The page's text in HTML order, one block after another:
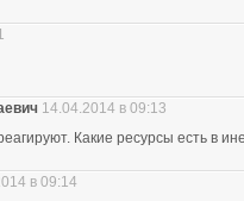
14.04.2014 в 09:13
Какие ресурсы есть в
в 09:14